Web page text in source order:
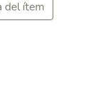
del ítem